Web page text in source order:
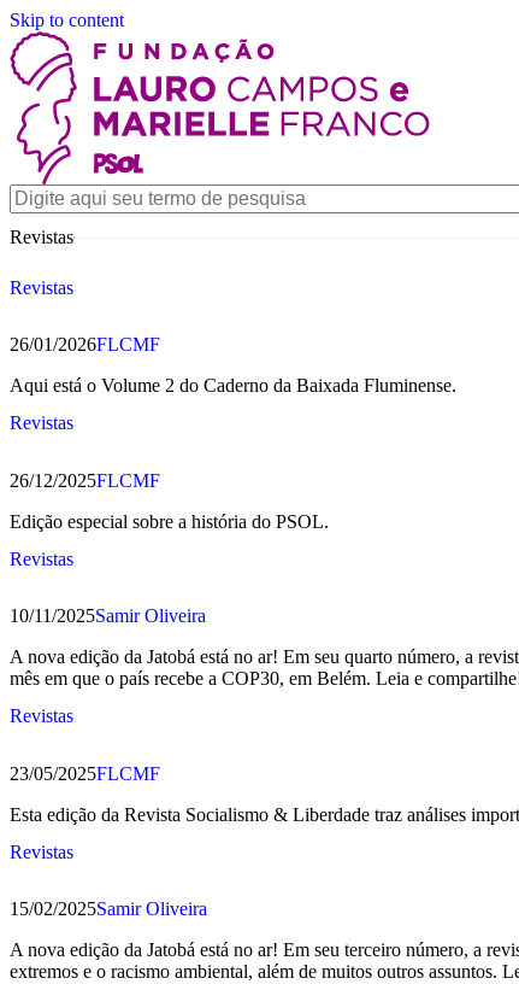
Skip to content
Revistas
Revistas
26/01/2026FLCMF
Aqui está o Volume 2 do Caderno da Baixada Fluminense.
Revistas
26/12/2025FLCMF
Edição especial sobre a história do PSOL.
Revistas
10/11/2025Samir Oliveira
A nova edição da Jatobá está no ar! Em seu quarto número, a
mês em que o país recebe a COP30, em Belém. Leia e
Revistas
23/05/2025FLCMF
Esta edição da Revista Socialismo & Liberdade traz análises
Revistas
15/02/2025Samir Oliveira
A nova edição da Jatobá está no ar! Em seu terceiro número, a
extremos e o racismo ambiental, além de muitos outros assuntos.